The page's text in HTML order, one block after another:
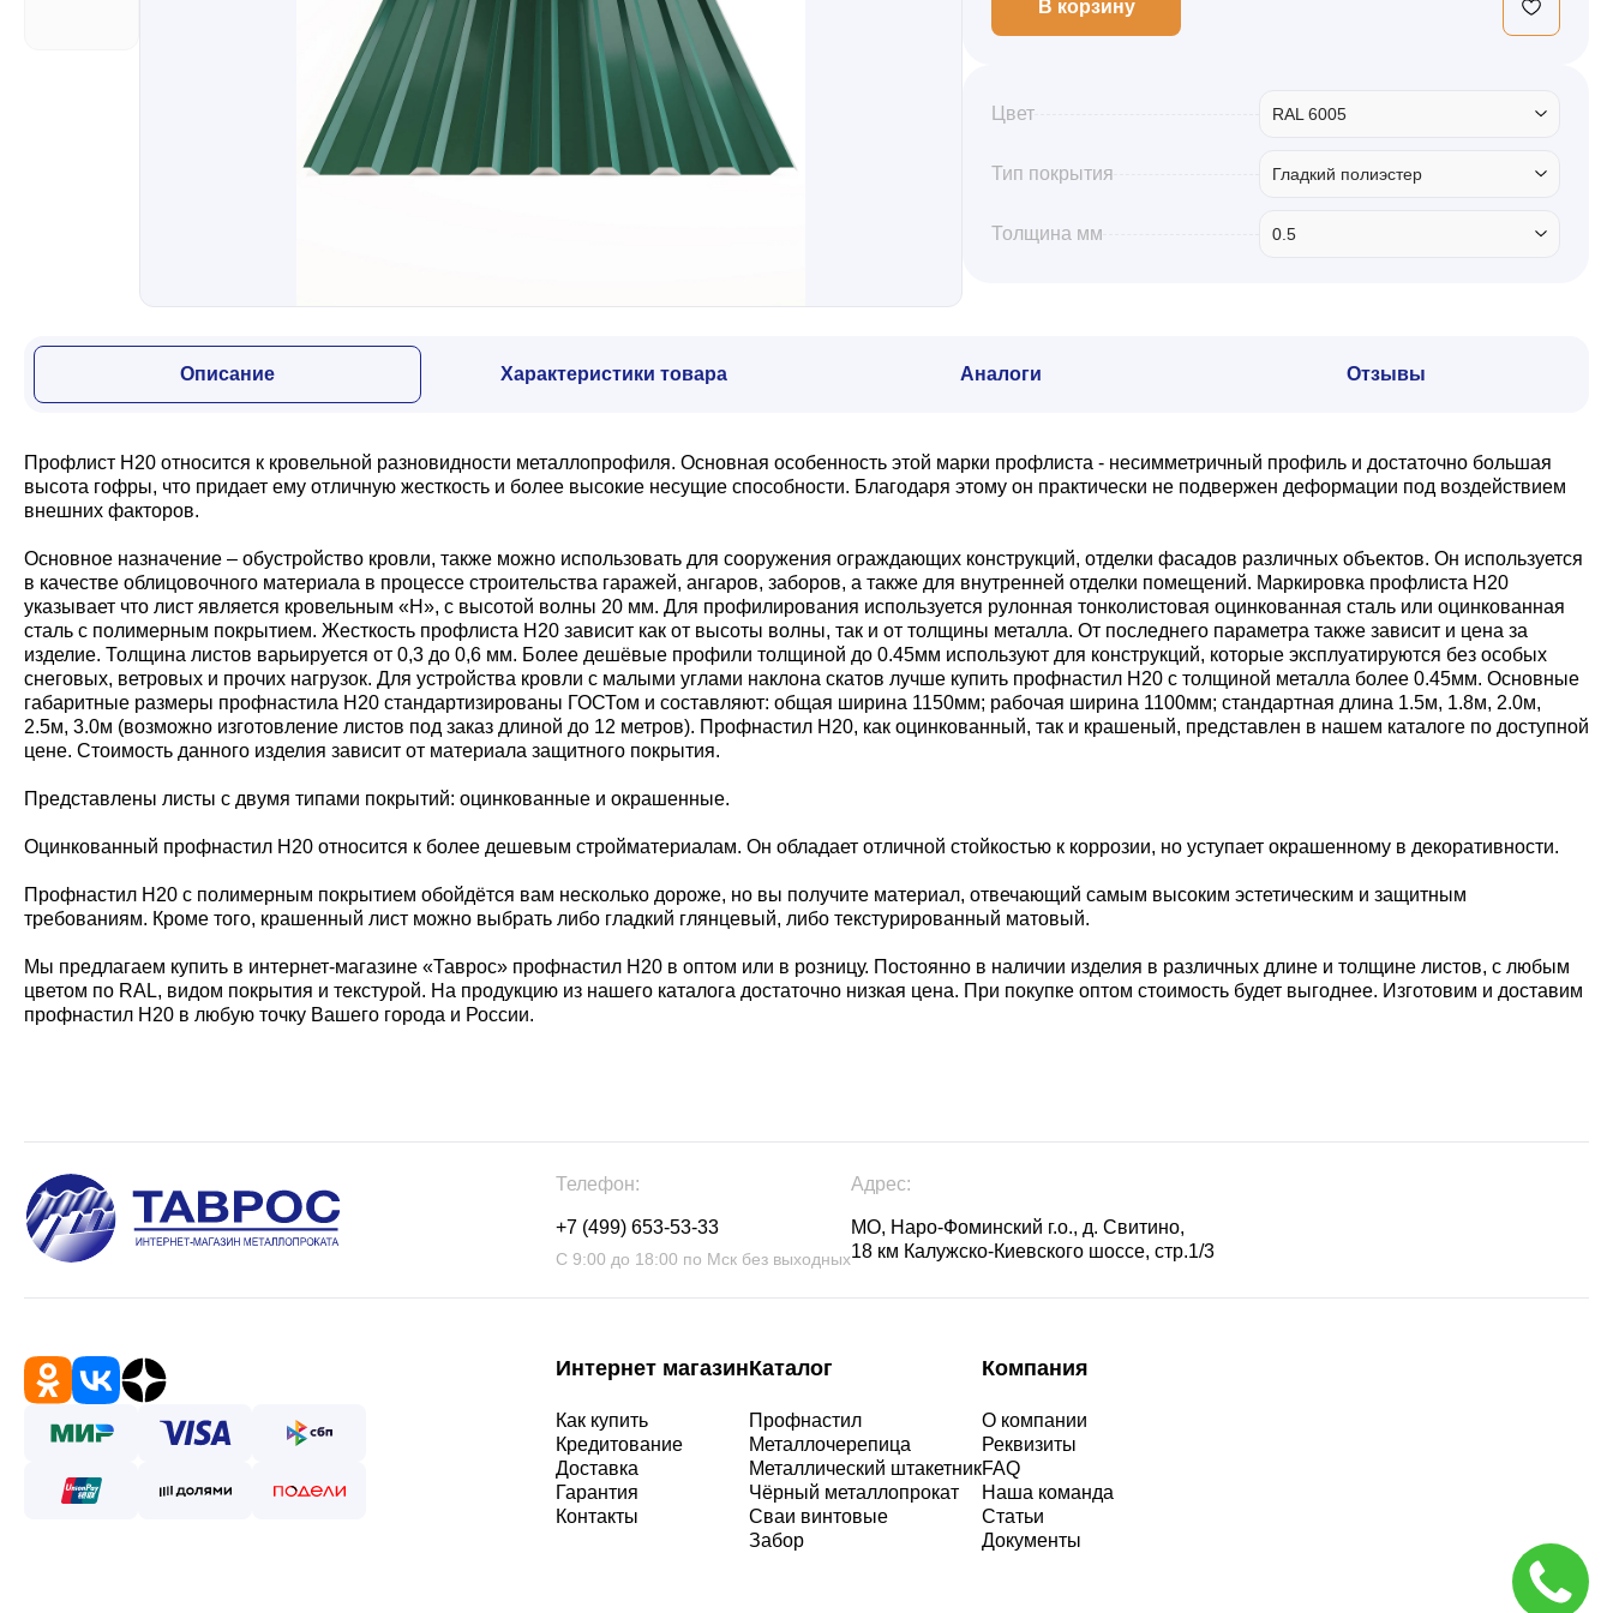
Профили для гипсокартона
Дача и сад
Другие товары
В корзину
Цвет RAL 6005
Тип покрытия Гладкий полиэстер
Толщина мм 0.5
Описание Характеристики товара Аналоги Отзывы
Профлист Н20 относится к кровельной разновидности металлопрофиля. Основная особенность этой марки профлиста - несимметричный профиль и достаточно большая
высота гофры, что придает ему отличную жесткость и более высокие несущие способности. Благодаря этому он практически не подвержен деформации под воздействием
внешних факторов.
Основное назначение – обустройство кровли, также можно использовать для сооружения ограждающих конструкций, отделки фасадов различных объектов. Он используется
в качестве облицовочного материала в процессе строительства гаражей, ангаров, заборов, а также для внутренней отделки помещений. Маркировка профлиста Н20
указывает что лист является кровельным «Н», с высотой волны 20 мм. Для профилирования используется рулонная тонколистовая оцинкованная сталь или оцинкованная
сталь с полимерным покрытием. Жесткость профлиста Н20 зависит как от высоты волны, так и от толщины металла. От последнего параметра также зависит и цена за
изделие. Толщина листов варьируется от 0,3 до 0,6 мм. Более дешёвые профили толщиной до 0.45мм используют для конструкций, которые эксплуатируются без особых
снеговых, ветровых и прочих нагрузок. Для устройства кровли с малыми углами наклона скатов лучше купить профнастил Н20 с толщиной металла более 0.45мм. Основные
габаритные размеры профнастила Н20 стандартизированы ГОСТом и составляют: общая ширина 1150мм; рабочая ширина 1100мм; стандартная длина 1.5м, 1.8м, 2.0м,
2.5м, 3.0м (возможно изготовление листов под заказ длиной до 12 метров). Профнастил Н20, как оцинкованный, так и крашеный, представлен в нашем каталоге по доступной
цене. Стоимость данного изделия зависит от материала защитного покрытия.
Представлены листы с двумя типами покрытий: оцинкованные и окрашенные.
Оцинкованный профнастил Н20 относится к более дешевым стройматериалам. Он обладает отличной стойкостью к коррозии, но уступает окрашенному в декоративности.
Профнастил Н20 с полимерным покрытием обойдётся вам несколько дороже, но вы получите материал, отвечающий самым высоким эстетическим и защитным
требованиям. Кроме того, крашенный лист можно выбрать либо гладкий глянцевый, либо текстурированный матовый.
Мы предлагаем купить в интернет-магазине «Таврос» профнастил Н20 в оптом или в розницу. Постоянно в наличии изделия в различных длине и толщине листов, с любым
цветом по RAL, видом покрытия и текстурой. На продукцию из нашего каталога достаточно низкая цена. При покупке оптом стоимость будет выгоднее. Изготовим и доставим
профнастил Н20 в любую точку Вашего города и России.
Телефон:
+7 (499) 653-53-33
С 9:00 до 18:00 по Мск без выходных
Адрес:
МО, Наро-Фоминский г.о., д. Свитино,
18 км Калужско-Киевского шоссе, стр.1/3
Интернет магазин
Как купить
Кредитование
Доставка
Гарантия
Контакты
Каталог
Профнастил
Металлочерепица
Металлический штакетник
Чёрный металлопрокат
Сваи винтовые
Забор
Компания
О компании
Реквизиты
FAQ
Наша команда
Статьи
Документы